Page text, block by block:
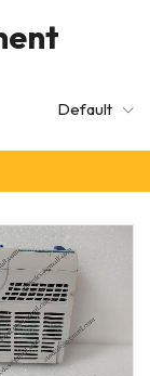
Default